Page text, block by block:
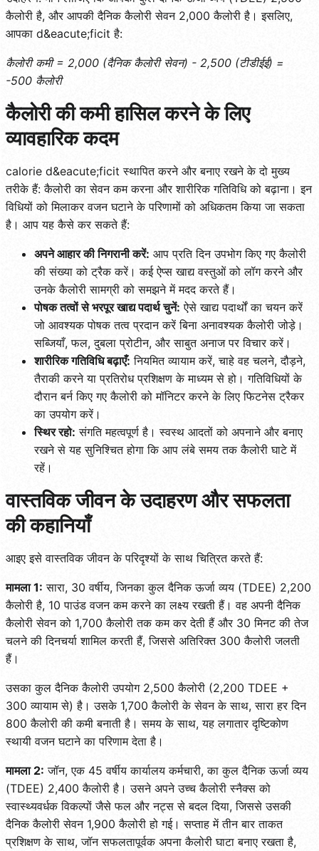
कैलोरी है, और आपकी दैनिक कैलोरी सेवन 2,000 कैलोरी है। इसलिए,
आपका d&eacute;ficit है:
कैलोरी कमी = 2,000 (दैनिक कैलोरी सेवन) - 2,500 (टीडीईई) =
-500 कैलोरी
कैलोरी की कमी हासिल करने के लिए
व्यावहारिक कदम
calorie d&eacute;ficit स्थापित करने और बनाए रखने के दो मुख्य
तरीके हैं: कैलोरी का सेवन कम करना और शारीरिक गतिविधि को बढ़ाना। इन
विधियों को मिलाकर वजन घटाने के परिणामों को अधिकतम किया जा सकता
है। आप यह कैसे कर सकते हैं:
अपने आहार की निगरानी करें: आप प्रति दिन उपभोग किए गए कैलोरी
की संख्या को ट्रैक करें। कई ऐप्स खाद्य वस्तुओं को लॉग करने और
उनके कैलोरी सामग्री को समझने में मदद करते हैं।
पोषक तत्वों से भरपूर खाद्य पदार्थ चुनें: ऐसे खाद्य पदार्थों का चयन करें
जो आवश्यक पोषक तत्व प्रदान करें बिना अनावश्यक कैलोरी जोड़े।
सब्जियाँ, फल, दुबला प्रोटीन, और साबुत अनाज पर विचार करें।
शारीरिक गतिविधि बढ़ाएँ: नियमित व्यायाम करें, चाहे वह चलने, दौड़ने,
तैराकी करने या प्रतिरोध प्रशिक्षण के माध्यम से हो। गतिविधियों के
दौरान बर्न किए गए कैलोरी को मॉनिटर करने के लिए फिटनेस ट्रैकर
का उपयोग करें।
स्थिर रहो: संगति महत्वपूर्ण है। स्वस्थ आदतों को अपनाने और बनाए
रखने से यह सुनिश्चित होगा कि आप लंबे समय तक कैलोरी घाटे में
रहें।
वास्तविक जीवन के उदाहरण और सफलता
की कहानियाँ
आइए इसे वास्तविक जीवन के परिदृश्यों के साथ चित्रित करते हैं:
मामला 1: सारा, 30 वर्षीय, जिनका कुल दैनिक ऊर्जा व्यय (TDEE) 2,200
कैलोरी है, 10 पाउंड वजन कम करने का लक्ष्य रखती हैं। वह अपनी दैनिक
कैलोरी सेवन को 1,700 कैलोरी तक कम कर देती हैं और 30 मिनट की तेज
चलने की दिनचर्या शामिल करती हैं, जिससे अतिरिक्त 300 कैलोरी जलती
हैं।
उसका कुल दैनिक कैलोरी उपयोग 2,500 कैलोरी (2,200 TDEE +
300 व्यायाम से) है। उसके 1,700 कैलोरी के सेवन के साथ, सारा हर दिन
800 कैलोरी की कमी बनाती है। समय के साथ, यह लगातार दृष्टिकोण
स्थायी वजन घटाने का परिणाम देता है।
मामला 2: जॉन, एक 45 वर्षीय कार्यालय कर्मचारी, का कुल दैनिक ऊर्जा व्यय
(TDEE) 2,400 कैलोरी है। उसने अपने उच्च कैलोरी स्नैक्स को
स्वास्थ्यवर्धक विकल्पों जैसे फल और नट्स से बदल दिया, जिससे उसकी
दैनिक कैलोरी सेवन 1,900 कैलोरी हो गई। सप्ताह में तीन बार ताकत
प्रशिक्षण के साथ, जॉन सफलतापूर्वक अपना कैलोरी घाटा बनाए रखता है,